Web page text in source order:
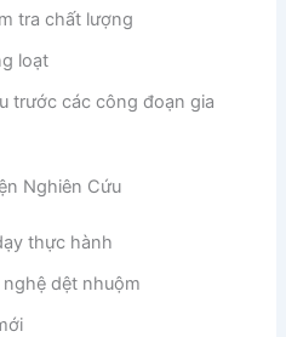
tra chất lượng
loạt
trước các công đoạn gia
Nghiên Cứu
thực hành
dệt nhuộm